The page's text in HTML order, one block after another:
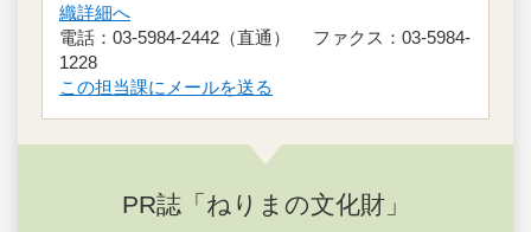
織詳細へ
電話：03-5984-2442（直通） ファクス：03-5984-
1228
この担当課にメールを送る
PR誌「ねりまの文化財」